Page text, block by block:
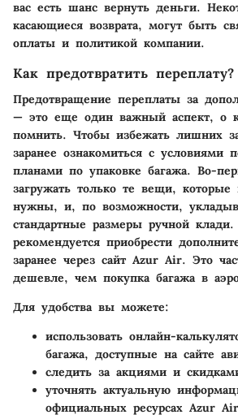
вас есть шанс вернуть деньги.
касающиеся возврата, могут быть
оплаты и политикой компании.
Как предотвратить переплату?
Предотвращение переплаты за
— это еще один важный аспект, о
помнить. Чтобы избежать лишних
заранее ознакомиться с условиями
планами по упаковке багажа. Во-
загружать только те вещи, которые
нужны, и, по возможности,
стандартные размеры ручной
рекомендуется приобрести
заранее через сайт Azur Air. Это
дешевле, чем покупка багажа в
Для удобства вы можете:
использовать онлайн-
багажа, доступные на сайте
следить за акциями и
уточнять актуальную
официальных ресурсах Azur